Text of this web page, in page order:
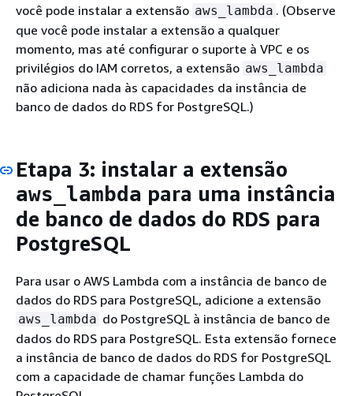
você pode instalar a extensão aws_lambda . (Observe
que você pode instalar a extensão a qualquer
momento, mas até configurar o suporte à VPC e os
privilégios do IAM corretos, a extensão aws_lambda
não adiciona nada às capacidades da instância de
banco de dados do RDS for PostgreSQL.)
Etapa 3: instalar a extensão
aws_lambda para uma instância
de banco de dados do RDS para
PostgreSQL
Para usar o AWS Lambda com a instância de banco de
dados do RDS para PostgreSQL, adicione a extensão
aws_lambda do PostgreSQL à instância de banco de
dados do RDS para PostgreSQL. Esta extensão fornece
a instância de banco de dados do RDS for PostgreSQL
com a capacidade de chamar funções Lambda do